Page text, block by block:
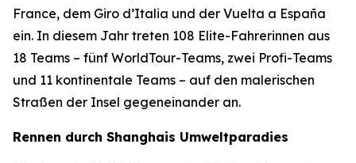
France, dem Giro d’Italia und der Vuelta a España
ein. In diesem Jahr treten 108 Elite-Fahrerinnen aus
18 Teams – fünf WorldTour-Teams, zwei Profi-Teams
und 11 kontinentale Teams – auf den malerischen
Straßen der Insel gegeneinander an.
Rennen durch Shanghais Umweltparadies